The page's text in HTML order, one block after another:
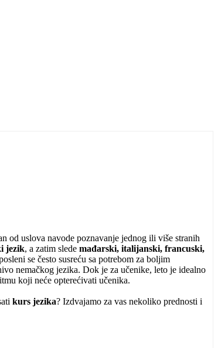
od uslova navode poznavanje jednog ili više stranih
jezik, a zatim slede mađarski, italijanski, francuski,
se često susreću sa potrebom za boljim
nemačkog jezika. Dok je za učenike, leto je idealno
koji neće opterećivati učenika.
kurs jezika? Izdvajamo za vas nekoliko prednosti i